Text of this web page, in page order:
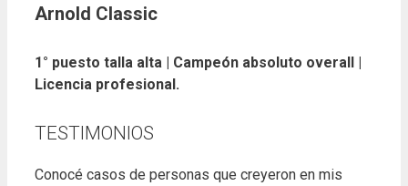
Arnold Classic
1° puesto talla alta | Campeón absoluto overall |
Licencia profesional.
TESTIMONIOS
Conocé casos de personas que creyeron en mis